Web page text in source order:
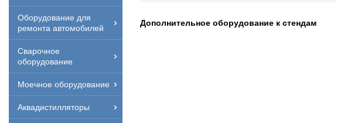
Оборудование для
ремонта автомобилей
Сварочное
оборудование
Моечное оборудование
Аквадистилляторы
Дополнительное оборудование к стендам